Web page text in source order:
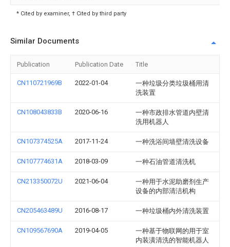
* Cited by examiner, † Cited by third party
Similar Documents
Publication Publication Date Title
CN110721969B 2022-01-04
一种垃圾分类垃圾桶用清
洗装置
CN108043833B 2020-06-16
一种市政排水管道内壁清
洗用机器人
CN107374525A 2017-11-24 一种洗浴间墙壁清洗设备
CN107774631A 2018-03-09 一种石油管道清洗机
CN213350072U 2021-06-04
一种用于水泥助磨剂生产
设备的内部清洁机构
CN205463489U 2016-08-17 一种垃圾桶内外清洗装置
CN109567690A 2019-04-05
一种基于物联网的用于室
内装潢清洗的智能机器人